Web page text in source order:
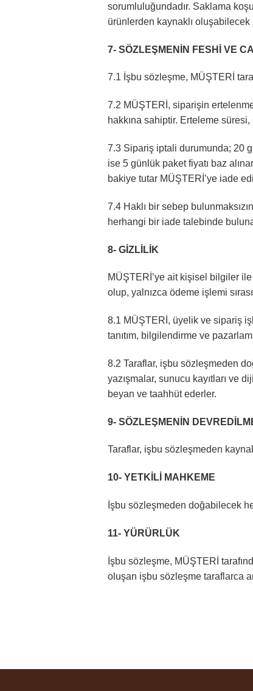
sorumluluğundadır. Saklama
ürünlerden kaynaklı
7- SÖZLEŞMENİN FESHİ VE
7.1 İşbu sözleşme, MÜŞTERİ
7.2 MÜŞTERİ, siparişin
hakkına sahiptir. Erteleme süresi,
7.3 Sipariş iptali durumunda; 20
ise 5 günlük paket fiyatı baz
bakiye tutar MÜŞTERİ’ye iade
7.4 Haklı bir sebep
herhangi bir iade talebinde
8- GİZLİLİK
MÜŞTERİ’ye ait kişisel bilgiler
olup, yalnızca ödeme işlemi
8.1 MÜŞTERİ, üyelik ve sipariş
tanıtım, bilgilendirme ve
8.2 Taraflar, işbu sözleşmeden
yazışmalar, sunucu kayıtları ve
beyan ve taahhüt ederler.
9- SÖZLEŞMENİN
Taraflar, işbu sözleşmeden
10- YETKİLİ MAHKEME
İşbu sözleşmeden doğabilecek
11- YÜRÜRLÜK
İşbu sözleşme, MÜŞTERİ
oluşan işbu sözleşme taraflarca